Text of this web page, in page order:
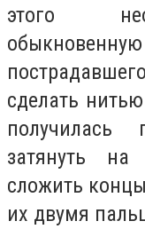
этого
сделать
получилась
затянуть
сложить
их двумя